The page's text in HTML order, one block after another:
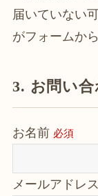
届いていない
がフォームか
3. お問い
お名前 必須
メールアドレス